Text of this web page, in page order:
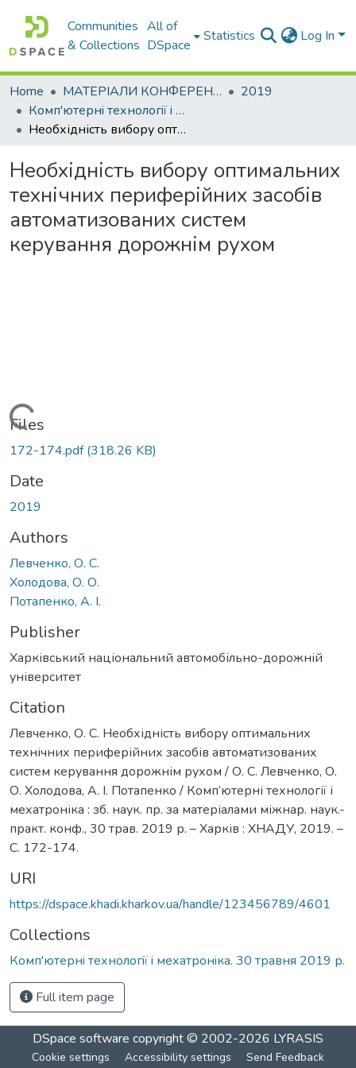
Communities
& Collections
All of
DSpace
Statistics Log In
Home МАТЕРІАЛИ КОНФЕРЕНЦІЙ
2019
Комп'ютернi технологiї i мехатронiка. 30 травня 2019 р.
Необхідність вибору оптимальних технічних периферійних засобів автоматизованих систем керування дорожнім рухом
Необхідність вибору оптимальних
технічних периферійних засобів
автоматизованих систем
керування дорожнім рухом
Loading...
Files
172-174.pdf(318.26 KB)
Date
2019
Authors
Левченко, О. С.
Холодова, О. О.
Потапенко, А. І.
Publisher
Харківський національний автомобільно-дорожній
університет
Citation
Левченко, О. С. Необхідність вибору оптимальних
технічних периферійних засобів автоматизованих
систем керування дорожнім рухом / О. С. Левченко, О.
О. Холодова, А. І. Потапенко / Комп’ютерні технології і
мехатроніка : зб. наук. пр. за матеріалами міжнар. наук.-
практ. конф., 30 трав. 2019 р. – Харків : ХНАДУ, 2019. –
С. 172-174.
URI
https://dspace.khadi.kharkov.ua/handle/123456789/4601
Collections
Комп'ютернi технологiї i мехатронiка. 30 травня 2019 р.
Full item page
DSpace software copyright © 2002-2026 LYRASIS
Cookie settings Accessibility settings Send Feedback